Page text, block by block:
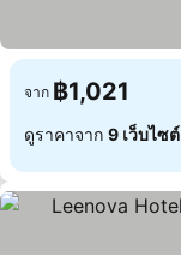
จาก ฿1,021
ดูราคาจาก 9 เว็บไซต์